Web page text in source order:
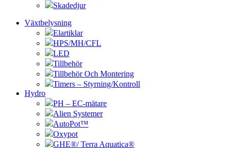
Skadedjur
Växtbelysning
Elartiklar
HPS/MH/CFL
LED
Tillbehör
Tillbehör Och Montering
Timers – Styrning/Kontroll
Hydro
PH – EC-mätare
Alien Systemer
AutoPot™
Oxypot
GHE®/ Terra Aquatica®